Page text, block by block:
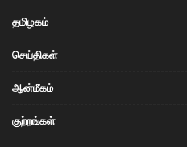
தமிழகம்
செய்திகள்
ஆன்மீகம்
குற்றங்கள்